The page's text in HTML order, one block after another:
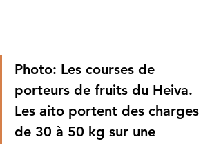
Photo: Les courses de
porteurs de fruits du Heiva.
Les aito portent des charges
de 30 à 50 kg sur une